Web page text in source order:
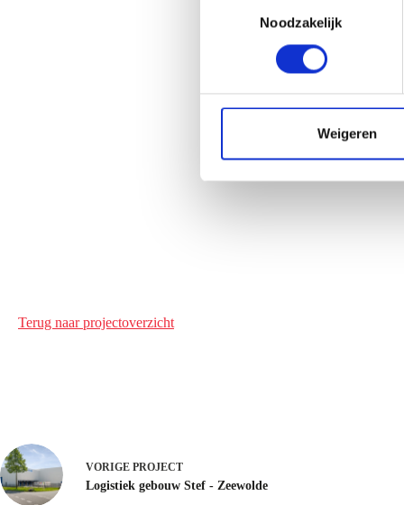
i
Noodzakelijk
Weigeren
Terug naar projectoverzicht
VORIGE PROJECT
Logistiek gebouw Stef - Zeewolde